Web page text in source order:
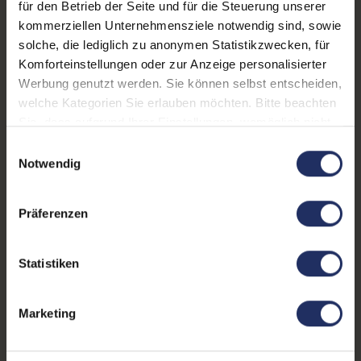
für den Betrieb der Seite und für die Steuerung unserer
kommerziellen Unternehmensziele notwendig sind, sowie
solche, die lediglich zu anonymen Statistikzwecken, für
Komforteinstellungen oder zur Anzeige personalisierter
Werbung genutzt werden. Sie können selbst entscheiden,
welche Kategorien Sie erlauben möchten. Bitte beachten
Weitere Informationen finden Sie in
Notwendig
Präferenzen
Statistiken
Marketing
Fingerprintreader: Nein
Tastaturbeleuchtung: Nein
Betriebssystem: Windows 11 Professional
Schnittstellen:
1x Audio / Mikrofon - 3.5
mm Combo, 1x
Dockingstationanschluss,
, 1x LAN RJ-45
, 1x
Großbritannien (QWERTY)
Partnerprogramm: